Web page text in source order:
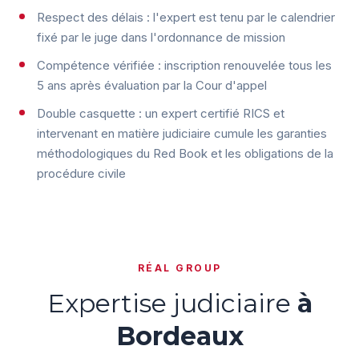
Respect des délais : l'expert est tenu par le calendrier
fixé par le juge dans l'ordonnance de mission
Compétence vérifiée : inscription renouvelée tous les
5 ans après évaluation par la Cour d'appel
Double casquette : un expert certifié RICS et
intervenant en matière judiciaire cumule les garanties
méthodologiques du Red Book et les obligations de la
procédure civile
RÉAL GROUP
Expertise judiciaire à
Bordeaux